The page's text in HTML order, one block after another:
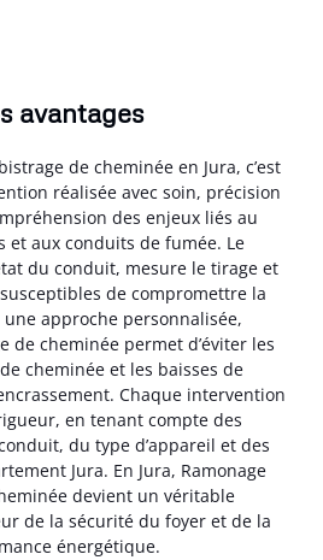
avantages
de cheminée en Jura, c’est
réalisée avec soin, précision
des enjeux liés au
et aux conduits de fumée. Le
du conduit, mesure le tirage et
de compromettre la
une approche personnalisée,
de cheminée permet d’éviter les
cheminée et les baisses de
Chaque intervention
en tenant compte des
du type d’appareil et des
Jura. En Jura, Ramonage
devient un véritable
de la sécurité du foyer et de la
énergétique.